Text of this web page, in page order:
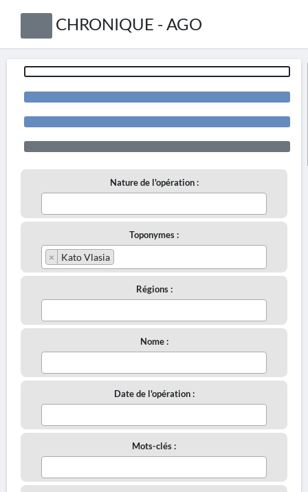
CHRONIQUE - AGO
Nature de l'opération :
Toponymes :
× Kato Vlasia
Régions :
Nome :
Date de l'opération :
Mots-clés :